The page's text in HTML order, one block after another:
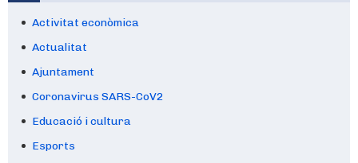
Activitat econòmica
Actualitat
Ajuntament
Coronavirus SARS-CoV2
Educació i cultura
Esports